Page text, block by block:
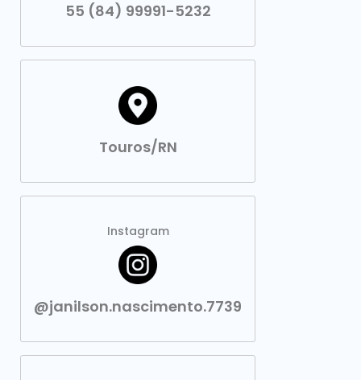
55 (84) 99991-5232
Touros/RN
Instagram
@janilson.nascimento.7739